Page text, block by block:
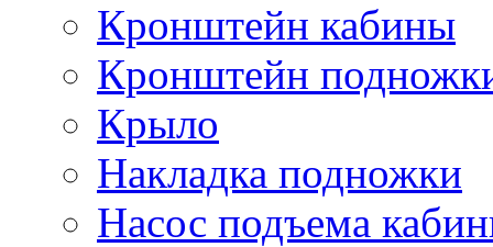
Кронштейн кабины
Кронштейн
Крыло
Накладка подножки
Насос подъема